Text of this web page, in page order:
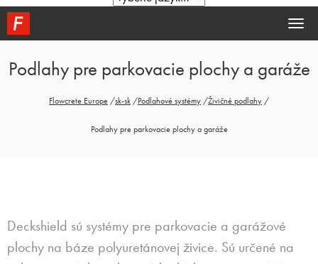
Podlahy pre parkovacie plochy a garáže
Flowcrete Europe /sk-sk /Podlahové systémy /Živičné podlahy /
Podlahy pre parkovacie plochy a garáže
Deckshield sú systémy pre parkovacie a garážové
plochy na báze polyuretánovej živice. Sú určené na